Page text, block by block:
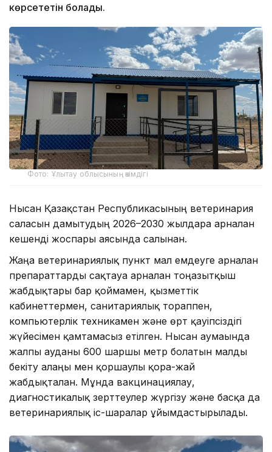
көрсететін болады.
Фото: Ұлытау облысының әкімдігі
Нысан Қазақстан Республикасының ветеринария
саласын дамытудың 2026–2030 жылдарға арналған
кешенді жоспары аясында салынған.
Жаңа ветеринариялық пункт мал емдеуге арналған
препараттарды сақтауға арналған тоңазытқыш
жабдықтары бар қоймамен, қызметтік
кабинеттермен, санитариялық тораппен,
компьютерлік техникамен және өрт қауіпсіздігі
жүйесімен қамтамасыз етілген. Нысан аумағында
жалпы ауданы 600 шаршы метр болатын малды
бекіту алаңы мен қоршаулы қора-жай
жабдықталған. Мұнда вакцинациялау,
диагностикалық зерттеулер жүргізу және басқа да
ветеринариялық іс-шаралар ұйымдастырылады.